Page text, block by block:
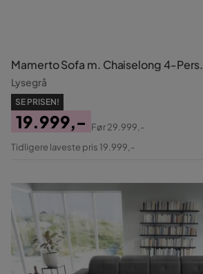
Mamerto Sofa m. Chaiselong 4-Pers.
Lysegrå
SE PRISEN!
Pris
19.999,-
Original
Før29.999,-
Tidligere laveste pris 19.999,-